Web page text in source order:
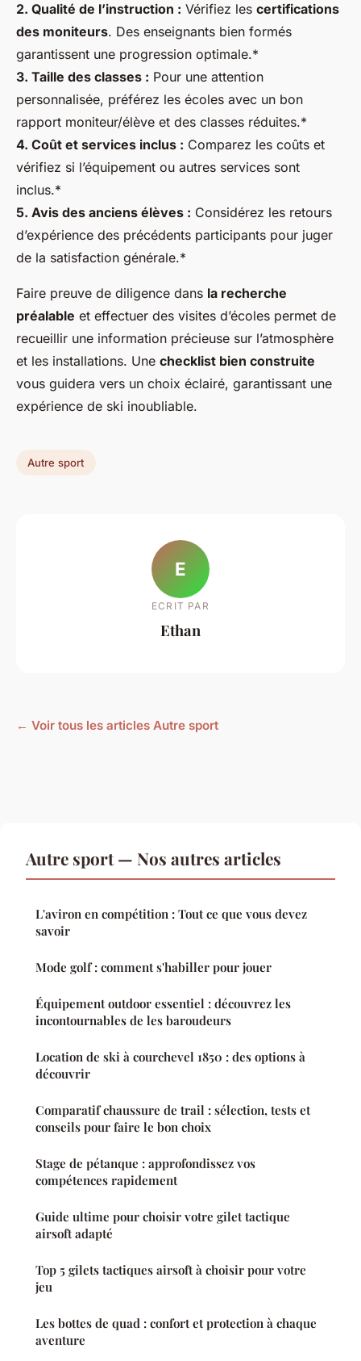
2. Qualité de l’instruction : Vérifiez les certifications
des moniteurs. Des enseignants bien formés
garantissent une progression optimale.*
3. Taille des classes : Pour une attention
personnalisée, préférez les écoles avec un bon
rapport moniteur/élève et des classes réduites.*
4. Coût et services inclus : Comparez les coûts et
vérifiez si l’équipement ou autres services sont
inclus.*
5. Avis des anciens élèves : Considérez les retours
d’expérience des précédents participants pour juger
de la satisfaction générale.*
Faire preuve de diligence dans la recherche
préalable et effectuer des visites d’écoles permet de
recueillir une information précieuse sur l’atmosphère
et les installations. Une checklist bien construite
vous guidera vers un choix éclairé, garantissant une
expérience de ski inoubliable.
Autre sport
E
ECRIT PAR
Ethan
← Voir tous les articles Autre sport
Autre sport — Nos autres articles
L'aviron en compétition : Tout ce que vous devez
savoir
Mode golf : comment s'habiller pour jouer
Équipement outdoor essentiel : découvrez les
incontournables de les baroudeurs
Location de ski à courchevel 1850 : des options à
découvrir
Comparatif chaussure de trail : sélection, tests et
conseils pour faire le bon choix
Stage de pétanque : approfondissez vos
compétences rapidement
Guide ultime pour choisir votre gilet tactique
airsoft adapté
Top 5 gilets tactiques airsoft à choisir pour votre
jeu
Les bottes de quad : confort et protection à chaque
aventure